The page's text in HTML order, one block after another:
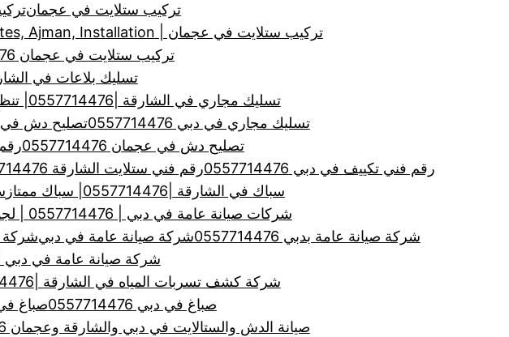
تركيب ستلايت في عجمانتركيب
تركيب ستلايت في عجمان | Satellites, Ajman, Installation
تركيب ستلايت في عجمان 0557714476
تسليك بلاعات في الشارقة |0557714476|
تسليك مجاري في الشارقة |0557714476| تنظيف الصرف الصحي
تسليك مجاري في دبي 0557714476
تصليح دش
تصليح دش في عجمان 0557714476
رقم فني تكييف في دبي 0557714476
رقم فني ستلايت الشارقة 0557714476
سباك في الشارقة |0557714476| سباك ممتاز
شركات صيانة عامة في دبي | 0557714476 | لجميع اعمال الصيانة
شركة صيانة عامة بدبي 0557714476
شركة صيانة عامة في دبيشركة صيانة
شركة صيانة عامة في دبي | 0557714476 خدمات صيانة عامة بدبي
شركة كشف تسربات المياه في الشارقة |0557714476
صباغ في دبي 0557714476
صباغ في
صيانة الدش والستالايت في دبي والشارقة وعجمان 0557714476